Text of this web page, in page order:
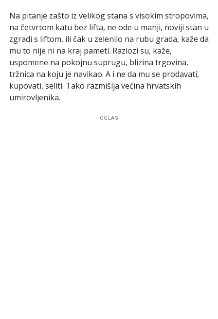
Na pitanje zašto iz velikog stana s visokim stropovima,
na četvrtom katu bez lifta, ne ode u manji, noviji stan u
zgradi s liftom, ili čak u zelenilo na rubu grada, kaže da
mu to nije ni na kraj pameti. Razlozi su, kaže,
uspomene na pokojnu suprugu, blizina trgovina,
tržnica na koju je navikao. A i ne da mu se prodavati,
kupovati, seliti. Tako razmišlja većina hrvatskih
umirovljenika.
OGLAS